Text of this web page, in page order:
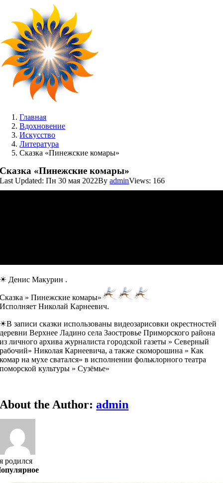
content
Главная
Вдохновение
Искусство
Литература
Сказка «Пинежские комары»
Сказка «Пинежские комары»
Last Updated: Пн 30 мая 2022ByadminViews: 166
☀ Денис Макурин .
Сказка » Пинежские комары»
Исполняет Николай Карнеевич.
☀В записи сказки использованы видеозарисовки окрестностей
деревни Верхнее Ладино села Заостровье Приморского района
из личного архива журналиста городской газеты » Северный
рабочий» Николая Карнеевича, а также скоморошина » Как
комар на мухе сватался» в исполнении фольклорного театра
поморской культуры » Сузёмье»
About the Author:admin
я родился